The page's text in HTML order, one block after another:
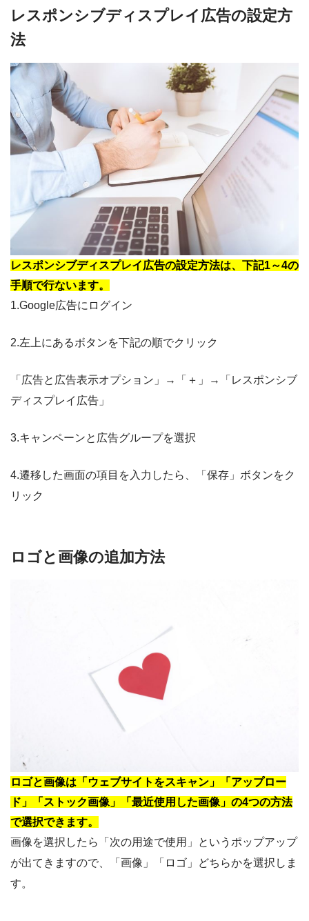
レスポンシブディスプレイ広告の設定方
法
レスポンシブディスプレイ広告の設定方法は、下記1～4の
手順で行ないます。
1.Google広告にログイン
2.左上にあるボタンを下記の順でクリック
「広告と広告表示オプション」→「＋」→「レスポンシブ
ディスプレイ広告」
3.キャンペーンと広告グループを選択
4.遷移した画面の項目を入力したら、「保存」ボタンをク
リック
ロゴと画像の追加方法
ロゴと画像は「ウェブサイトをスキャン」「アップロー
ド」「ストック画像」「最近使用した画像」の4つの方法
で選択できます。
画像を選択したら「次の用途で使用」というポップアップ
が出てきますので、「画像」「ロゴ」どちらかを選択しま
す。